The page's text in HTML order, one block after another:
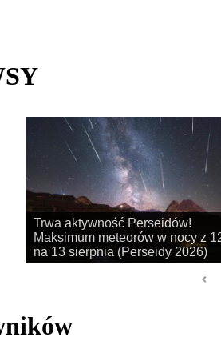
Rozpoczyna się sezon na
obserwacje obłoków srebrzystych!